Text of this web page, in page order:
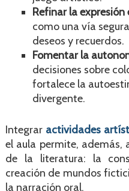
Refinar la
como una vía
deseos y recuerdos.
Fomentar la
decisiones sobre
fortalece la
divergente.
Integrar actividades
el aula permite, además,
de la literatura: la
creación de mundos
la narración oral.